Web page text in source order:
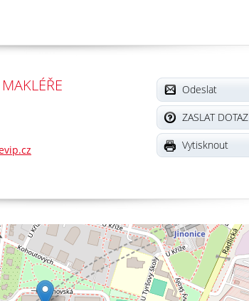
Odeslat
ZASLAT DOTAZ
Vytisknout